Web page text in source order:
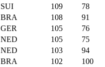
SUI 109
78
BRA 108
91
GER 105
76
NED 105
75
NED 103
94
BRA 102
100